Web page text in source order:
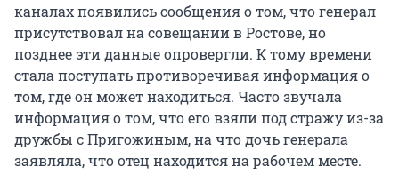
каналах появились сообщения о том, что генерал
присутствовал на совещании в Ростове, но
позднее эти данные опровергли. К тому времени
стала поступать противоречивая информация о
том, где он может находиться. Часто звучала
информация о том, что его взяли под стражу из-за
дружбы с Пригожиным, на что дочь генерала
заявляла, что отец находится на рабочем месте.